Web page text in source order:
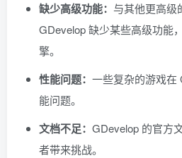
缺少高级功能： 与其他更高级
GDevelop 缺少某些高级功能
擎。
性能问题： 一些复杂的游戏在
能问题。
文档不足： GDevelop 的官方
者带来挑战。